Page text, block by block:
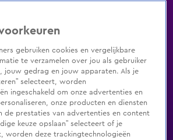
programma's Zenders Genres
TV inlogShop
gebruiken cookies en vergelijkbare
te verzamelen over jou als gebruiker
jouw gedrag en jouw apparaten. Als je
selecteert, worden
ingeschakeld om onze advertenties en
onze producten en diensten
de prestaties van advertenties en content
keuze opslaan” selecteert of je
worden deze trackingtechnologieën